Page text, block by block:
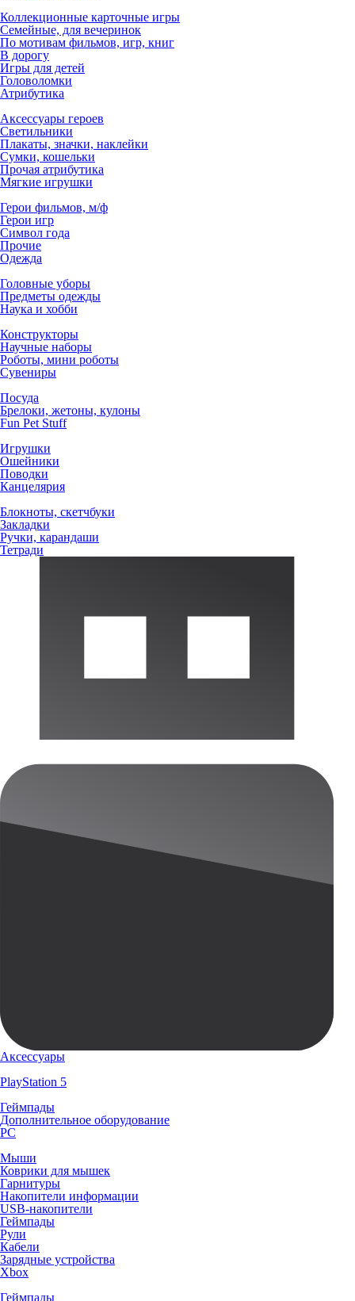
Коллекционные карточные игры
Семейные, для вечеринок
По мотивам фильмов, игр, книг
В дорогу
Игры для детей
Головоломки
Атрибутика
Аксессуары героев
Светильники
Плакаты, значки, наклейки
Сумки, кошельки
Прочая атрибутика
Мягкие игрушки
Герои фильмов, м/ф
Герои игр
Символ года
Прочие
Одежда
Головные уборы
Предметы одежды
Наука и хобби
Конструкторы
Научные наборы
Роботы, мини роботы
Сувениры
Посуда
Брелоки, жетоны, кулоны
Fun Pet Stuff
Игрушки
Ошейники
Поводки
Канцелярия
Блокноты, скетчбуки
Закладки
Ручки, карандаши
Тетради
Аксессуары
PlayStation 5
Геймпады
Дополнительное оборудование
PC
Мыши
Коврики для мышек
Гарнитуры
Накопители информации
USB-накопители
Геймпады
Рули
Кабели
Зарядные устройства
Xbox
Геймпады